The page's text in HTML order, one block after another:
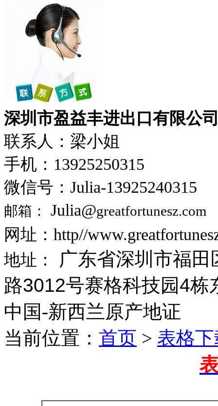
深圳市盈益丰进出口有限公
联系人：梁小姐
手机：13925250315
微信号：Julia-13925240315
邮箱： Julia@greatfortunesz.com
网址：http//
地址：
广东省深圳市福
路3012号赛格科技园4栋
中国-新西兰原产地证
当前位置： 首页 > 表格